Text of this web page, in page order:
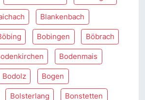
Blankenbach
Bobingen Böbrach
Bodenmais
Bodolz Bogen
Bolsterlang Bonstetten